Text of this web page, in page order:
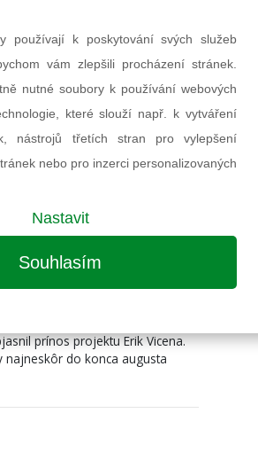
uzavrela kontrakt na výstavbu
je v režime „Design & Build“,
dokumentácie. Výrobu
hod. Ako palivo v nich môže
z výstavby teplárne pre
prípojky zemného plynu a
a sprevádzkovanie
vyvedenia tepelného výkonu zo
a systémov merania a
náročnosť výroby cukru a
prínos projektu Erik Vicena.
do konca augusta
používají k poskytování svých služeb
vám zlepšili procházení stránek.
nutné soubory k používání webových
které slouží např. k vytváření
nástrojů třetích stran pro vylepšení
nebo pro inzerci personalizovaných
Nastavit
Souhlasím